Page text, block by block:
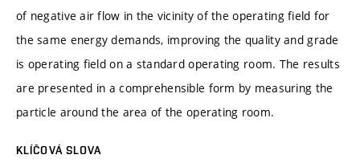
of negative air flow in the vicinity of the operating field for
the same energy demands, improving the quality and grade
is operating field on a standard operating room. The results
are presented in a comprehensible form by measuring the
particle around the area of the operating room.
KLÍČOVÁ SLOVA